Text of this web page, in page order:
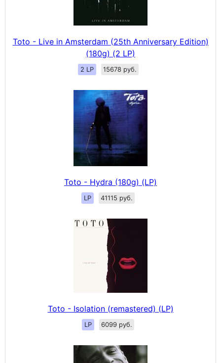
Toto - Live in Amsterdam (25th Anniversary Edition)
(180g) (2 LP)
2 LP 15678 руб.
Toto - Hydra (180g) (LP)
LP 41115 руб.
Toto - Isolation (remastered) (LP)
LP 6099 руб.